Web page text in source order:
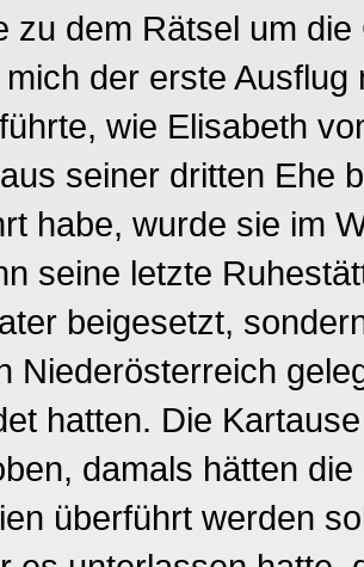
zu dem Rätsel um
der erste
wie Elisabeth
seiner dritten Ehe
habe, wurde sie im
seine letzte
beigesetzt,
Niederösterreich
hatten. Die
damals hätten
überführt werden